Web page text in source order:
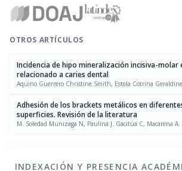
OTROS ARTÍCULOS
Incidencia de hipo mineralización incisiva-molar
relacionado a caries dental
Aquino Guerrero Christine Smith, Estela Cotrina
Adhesión de los brackets metálicos en
superficies. Revisión de la literatura
M. Soledad Munizaga N, Paulina J. Gacitúa C, Macarena A.
INDEXACIÓN Y PRESENCIA